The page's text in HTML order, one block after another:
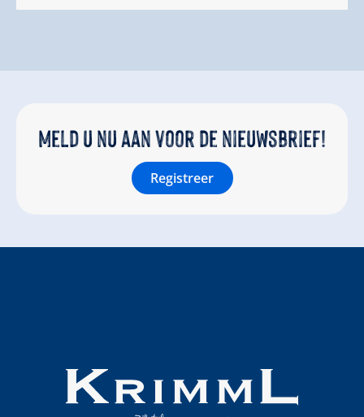
Meld u nu aan voor de nieuwsbrief!
Registreer